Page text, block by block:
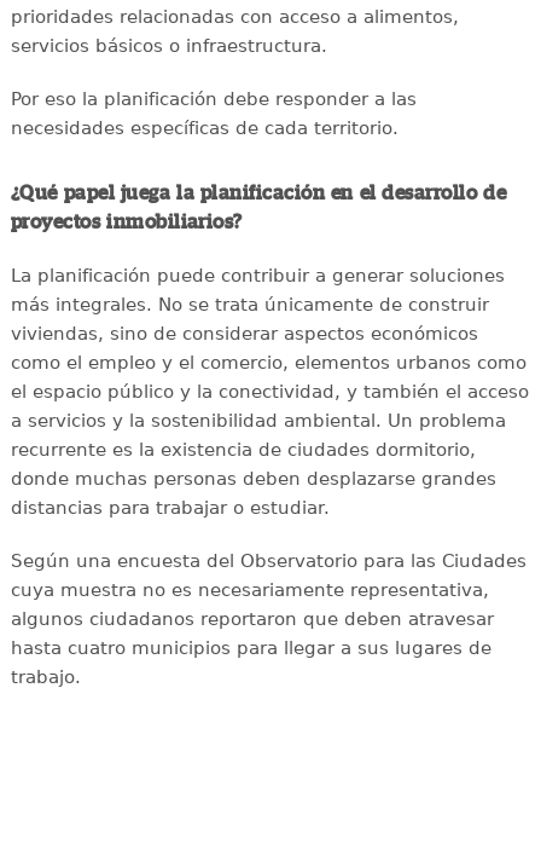
prioridades relacionadas con acceso a alimentos,
servicios básicos o infraestructura.
Por eso la planificación debe responder a las
necesidades específicas de cada territorio.
¿Qué papel juega la planificación en el desarrollo de
proyectos inmobiliarios?
La planificación puede contribuir a generar soluciones
más integrales. No se trata únicamente de construir
viviendas, sino de considerar aspectos económicos
como el empleo y el comercio, elementos urbanos como
el espacio público y la conectividad, y también el acceso
a servicios y la sostenibilidad ambiental. Un problema
recurrente es la existencia de ciudades dormitorio,
donde muchas personas deben desplazarse grandes
distancias para trabajar o estudiar.
Según una encuesta del Observatorio para las Ciudades
cuya muestra no es necesariamente representativa,
algunos ciudadanos reportaron que deben atravesar
hasta cuatro municipios para llegar a sus lugares de
trabajo.